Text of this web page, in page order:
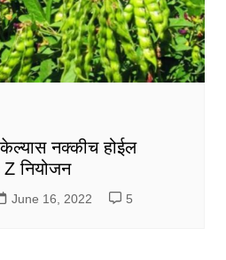
नक्कीच होईल
Z नियोजन
June 16, 2022 5